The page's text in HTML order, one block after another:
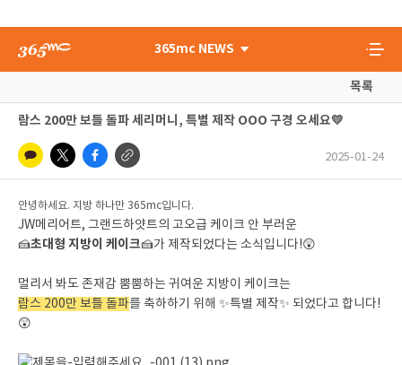
365mc NEWS
목록
람스 200만 보틀 돌파 세리머니, 특별 제작 OOO 구경 오세요💛
2025-01-24
안녕하세요. 지방 하나만 365mc입니다.
JW메리어트, 그랜드하얏트의 고오급 케이크 안 부러운
🍰초대형 지방이 케이크🍰가 제작되었다는 소식입니다!😲
멀리서 봐도 존재감 뿜뿜하는 귀여운 지방이 케이크는
람스 200만 보틀 돌파를 축하하기 위해 ✨특별 제작✨ 되었다고 합니다!
😲